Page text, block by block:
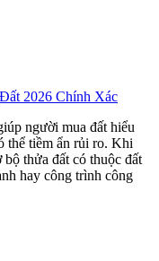
2026 Chính Xác
người mua đất hiểu
thể tiềm ẩn rủi ro. Khi
bộ thửa đất có thuộc đất
hay công trình công